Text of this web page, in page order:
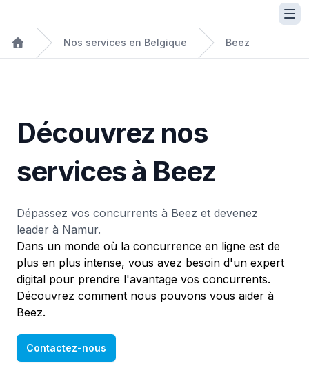
Nos services en Belgique Beez
Découvrez nos
services à Beez
Dépassez vos concurrents à Beez et devenez
leader à Namur.
Dans un monde où la concurrence en ligne est de
plus en plus intense, vous avez besoin d'un expert
digital pour prendre l'avantage vos concurrents.
Découvrez comment nous pouvons vous aider à
Beez.
Contactez-nous